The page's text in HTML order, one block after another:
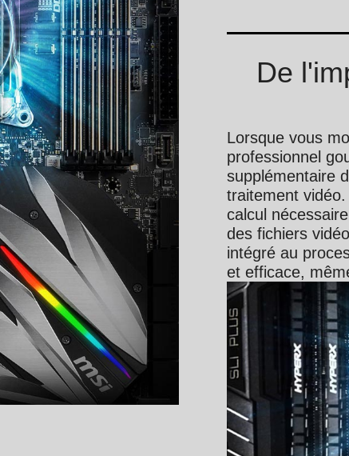
De
Lorsque vous
professionnel
supplémentaire
traitement
calcul
des fichiers
intégré au
et efficace,